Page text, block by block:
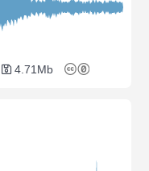
4.71Mb